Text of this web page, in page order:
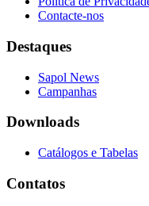
Contacte-nos
Destaques
Sapol News
Campanhas
Downloads
Catálogos e Tabelas
Contatos